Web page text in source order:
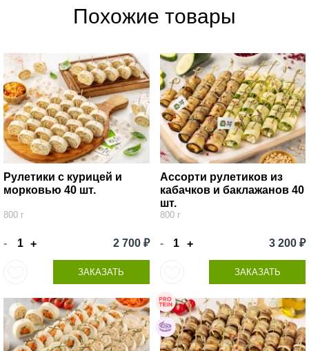
Похожие товары
Рулетики с курицей и
морковью 40 шт.
800 г
- + 2 700 ₽
ЗАКАЗАТЬ
Ассорти рулетиков из
кабачков и баклажанов 40
шт.
800 г
- + 3 200 ₽
ЗАКАЗАТЬ